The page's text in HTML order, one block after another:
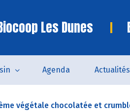
Les Dunes
Agenda Actualités
végétale chocolatée et